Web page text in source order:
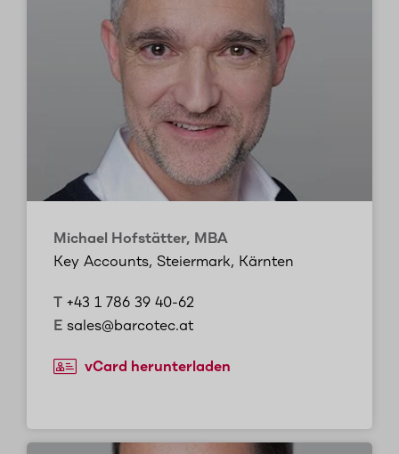
Michael Hofstätter, MBA
Key Accounts, Steiermark, Kärnten
T +43 1 786 39 40-62
E sales@barcotec.at
vCard herunterladen